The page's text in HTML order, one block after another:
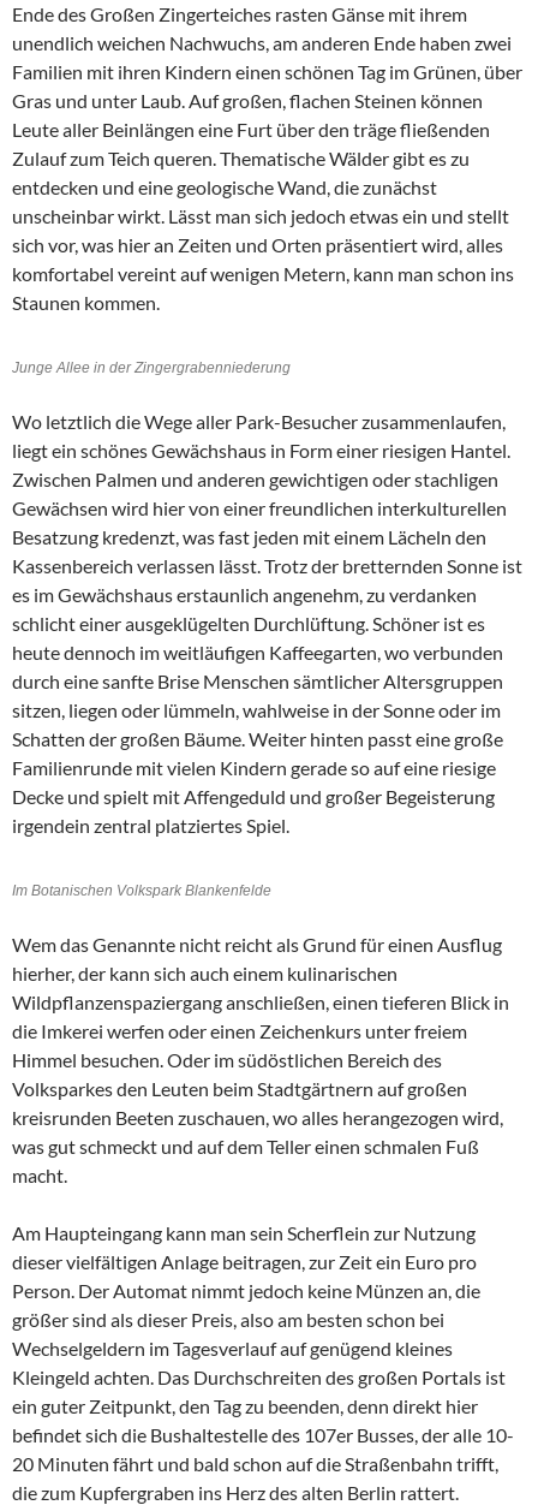
Ende des Großen Zingerteiches rasten Gänse mit ihrem
unendlich weichen Nachwuchs, am anderen Ende haben zwei
Familien mit ihren Kindern einen schönen Tag im Grünen, über
Gras und unter Laub. Auf großen, flachen Steinen können
Leute aller Beinlängen eine Furt über den träge fließenden
Zulauf zum Teich queren. Thematische Wälder gibt es zu
entdecken und eine geologische Wand, die zunächst
unscheinbar wirkt. Lässt man sich jedoch etwas ein und stellt
sich vor, was hier an Zeiten und Orten präsentiert wird, alles
komfortabel vereint auf wenigen Metern, kann man schon ins
Staunen kommen.
Junge Allee in der Zingergrabenniederung
Wo letztlich die Wege aller Park-Besucher zusammenlaufen,
liegt ein schönes Gewächshaus in Form einer riesigen Hantel.
Zwischen Palmen und anderen gewichtigen oder stachligen
Gewächsen wird hier von einer freundlichen interkulturellen
Besatzung kredenzt, was fast jeden mit einem Lächeln den
Kassenbereich verlassen lässt. Trotz der bretternden Sonne ist
es im Gewächshaus erstaunlich angenehm, zu verdanken
schlicht einer ausgeklügelten Durchlüftung. Schöner ist es
heute dennoch im weitläufigen Kaffeegarten, wo verbunden
durch eine sanfte Brise Menschen sämtlicher Altersgruppen
sitzen, liegen oder lümmeln, wahlweise in der Sonne oder im
Schatten der großen Bäume. Weiter hinten passt eine große
Familienrunde mit vielen Kindern gerade so auf eine riesige
Decke und spielt mit Affengeduld und großer Begeisterung
irgendein zentral platziertes Spiel.
Im Botanischen Volkspark Blankenfelde
Wem das Genannte nicht reicht als Grund für einen Ausflug
hierher, der kann sich auch einem kulinarischen
Wildpflanzenspaziergang anschließen, einen tieferen Blick in
die Imkerei werfen oder einen Zeichenkurs unter freiem
Himmel besuchen. Oder im südöstlichen Bereich des
Volksparkes den Leuten beim Stadtgärtnern auf großen
kreisrunden Beeten zuschauen, wo alles herangezogen wird,
was gut schmeckt und auf dem Teller einen schmalen Fuß
macht.
Am Haupteingang kann man sein Scherflein zur Nutzung
dieser vielfältigen Anlage beitragen, zur Zeit ein Euro pro
Person. Der Automat nimmt jedoch keine Münzen an, die
größer sind als dieser Preis, also am besten schon bei
Wechselgeldern im Tagesverlauf auf genügend kleines
Kleingeld achten. Das Durchschreiten des großen Portals ist
ein guter Zeitpunkt, den Tag zu beenden, denn direkt hier
befindet sich die Bushaltestelle des 107er Busses, der alle 10-
20 Minuten fährt und bald schon auf die Straßenbahn trifft,
die zum Kupfergraben ins Herz des alten Berlin rattert.